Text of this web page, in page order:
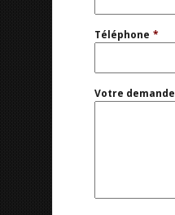
Téléphone *
Votre demande